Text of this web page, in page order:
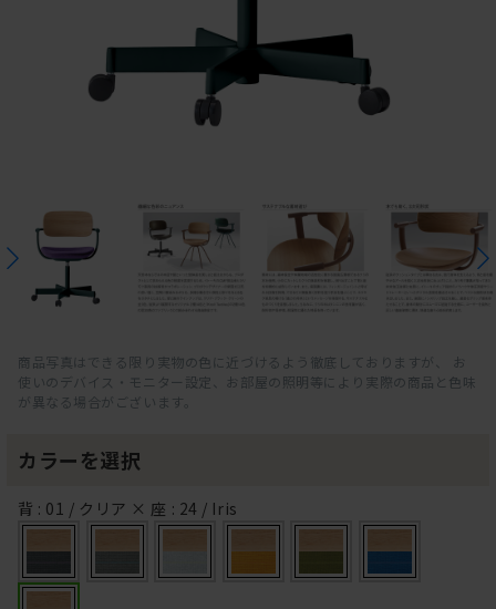
商品写真はできる限り実物の色に近づけるよう徹底しておりますが、 お
使いのデバイス・モニター設定、お部屋の照明等により実際の商品と色味
が異なる場合がございます。
カラーを選択
背 : 01 / クリア × 座 : 24 / Iris